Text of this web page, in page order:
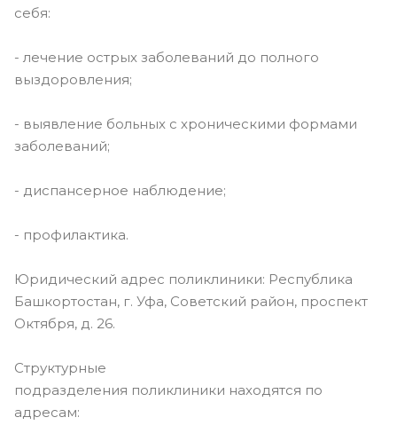
себя:
- лечение острых заболеваний до полного
выздоровления;
- выявление больных с хроническими формами
заболеваний;
- диспансерное наблюдение;
- профилактика.
Юридический адрес поликлиники: Республика
Башкортостан, г. Уфа, Советский район, проспект
Октября, д. 26.
Структурные
подразделения поликлиники находятся по
адресам: